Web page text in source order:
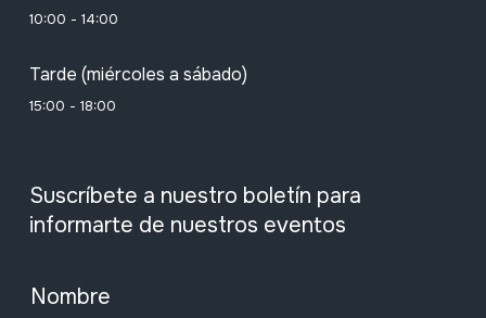
10:00 - 14:00
Tarde (miércoles a sábado)
15:00 - 18:00
Suscríbete a nuestro boletín para
informarte de nuestros eventos
Nombre